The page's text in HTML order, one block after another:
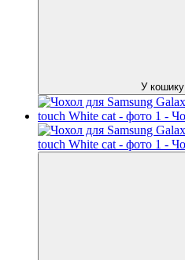
У кошику